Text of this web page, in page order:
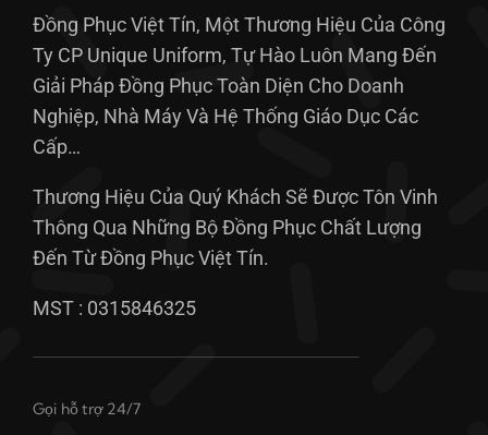
Đồng Phục Việt Tín, Một Thương Hiệu Của Công
Ty CP Unique Uniform, Tự Hào Luôn Mang Đến
Giải Pháp Đồng Phục Toàn Diện Cho Doanh
Nghiệp, Nhà Máy Và Hệ Thống Giáo Dục Các
Cấp…
Thương Hiệu Của Quý Khách Sẽ Được Tôn Vinh
Thông Qua Những Bộ Đồng Phục Chất Lượng
Đến Từ Đồng Phục Việt Tín.
MST : 0315846325
Gọi hỗ trợ 24/7